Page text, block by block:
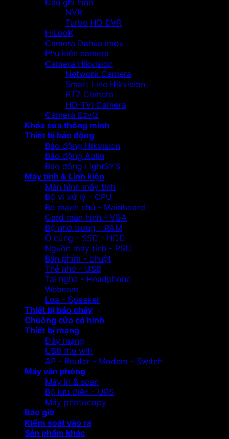
Đầu ghi hình
NVR
Turbo HD DVR
HiLooK
Camera Dahua Imou
Phụ kiện camera
Camera Hikvision
Network Camera
Smart Line Hikvision
PTZ Camera
HD-TVI Camera
Camera Ezviz
Khóa cửa thông minh
Thiết bị báo động
Báo động Hikvision
Báo động Aolin
Báo động LightSYS
Máy tính & Linh kiện
Màn hình máy tính
Bộ vi xử lý - CPU
Bo mạch chủ - Mainboard
Card màn hình - VGA
Bộ nhớ trong - RAM
Ổ cứng - SSD - HDD
Nguồn máy tính - PSU
Bàn phím - chuột
Thẻ nhớ - USB
Tai nghe - Headphone
Webcam
Loa - Speaker
Thiết bị báo cháy
Chuông cửa có hình
Thiết bị mạng
Dây mạng
USB thu wifi
AP - Router - Modem - Switch
Máy văn phòng
Máy in & scan
Bộ lưu điện - UPS
Máy photocopy
Báo giờ
Kiểm soát vào ra
Sản phẩm khác